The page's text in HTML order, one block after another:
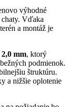
výhodné
chaty. Vďaka
a montáž je
mm, ktorý
podmienok.
štruktúru.
a nižšie oplotenie